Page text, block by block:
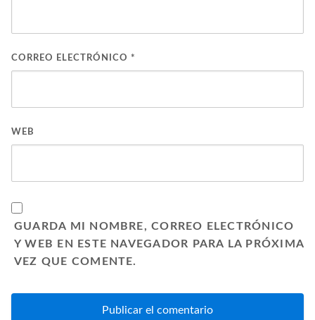
CORREO ELECTRÓNICO *
WEB
GUARDA MI NOMBRE, CORREO ELECTRÓNICO
Y WEB EN ESTE NAVEGADOR PARA LA PRÓXIMA
VEZ QUE COMENTE.